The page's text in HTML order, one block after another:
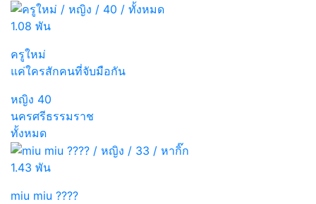
1.08 พัน
ครูใหม่
แค่ใครสักคนที่จับมือกัน
หญิง 40
นครศรีธรรมราช
ทั้งหมด
1.43 พัน
miu miu ????